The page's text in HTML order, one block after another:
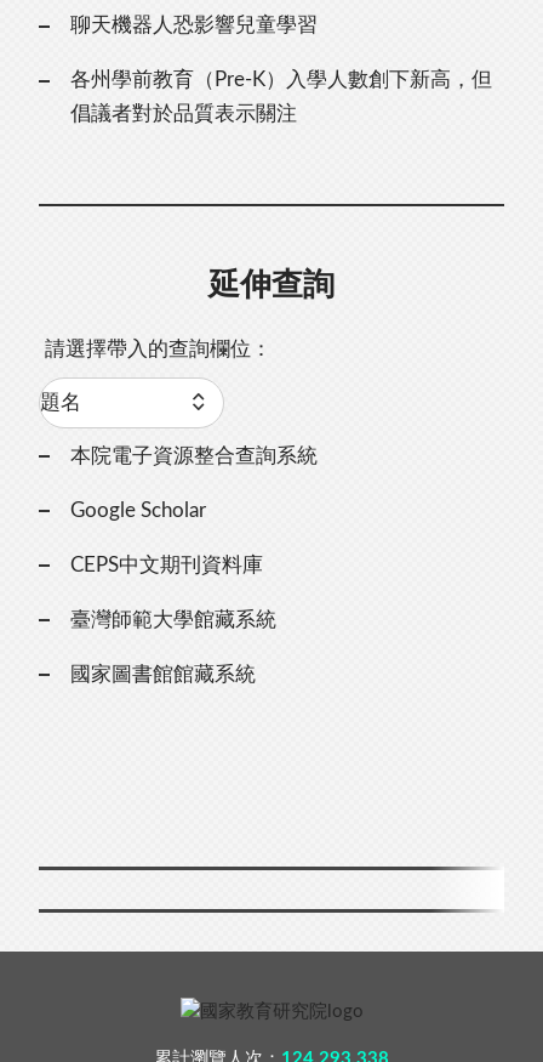
聊天機器人恐影響兒童學習
各州學前教育（Pre-K）入學人數創下新高，但
倡議者對於品質表示關注
延伸查詢
請選擇帶入的查詢欄位：
本院電子資源整合查詢系統
Google Scholar
CEPS中文期刊資料庫
臺灣師範大學館藏系統
國家圖書館館藏系統